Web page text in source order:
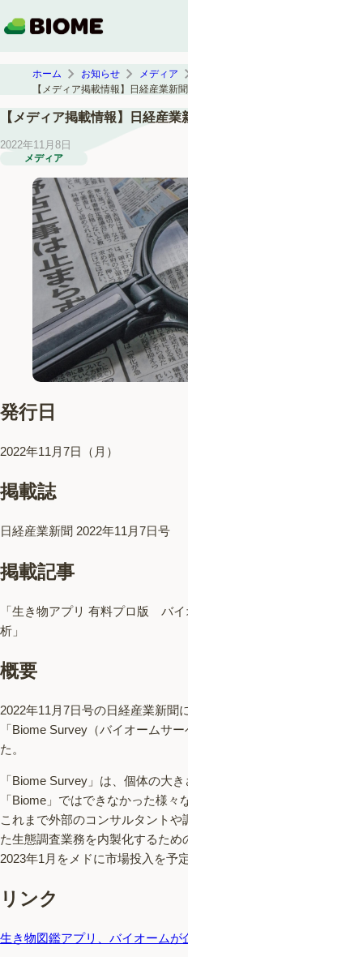
ホーム お知らせ
メディア
【メディア掲載情報】日経産業新聞 2022年11月7日号
2022年11月8日
メディア
発行日
2022年11月7日（月）
掲載誌
日経産業新聞 2022年11月7日号
掲載記事
「生き物アプリ 有料プロ版 バイオーム、個体数やサイズも分
析」
概要
2022年11月7日号の日経産業新聞にて、弊社のBtoB向け新サービス
「Biome Survey（バイオームサーベイ）」がとり上げられまし
た。
「Biome Survey」は、個体の大きさや数といった従来の
「Biome」ではできなかった様々な情報を記録することができる、
これまで外部のコンサルタントや調査会社に委託するしかなかっ
た生態調査業務を内製化するための支援ツールです。
2023年1月をメドに市場投入を予定しております。
リンク
生き物図鑑アプリ、バイオームが企業向けプロ版: 日本経済新聞